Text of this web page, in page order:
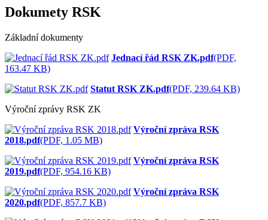
Dokumety RSK
Základní dokumenty
Jednací řád RSK ZK.pdf(PDF,
163.47 KB)
Statut RSK ZK.pdf(PDF, 239.64 KB)
Výroční zprávy RSK ZK
Výroční zpráva RSK
2018.pdf(PDF, 1.05 MB)
Výroční zpráva RSK
2019.pdf(PDF, 954.16 KB)
Výroční zpráva RSK
2020.pdf(PDF, 857.7 KB)